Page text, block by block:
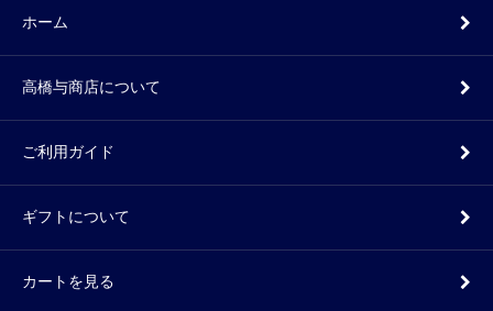
ホーム
高橋与商店について
ご利用ガイド
ギフトについて
カートを見る